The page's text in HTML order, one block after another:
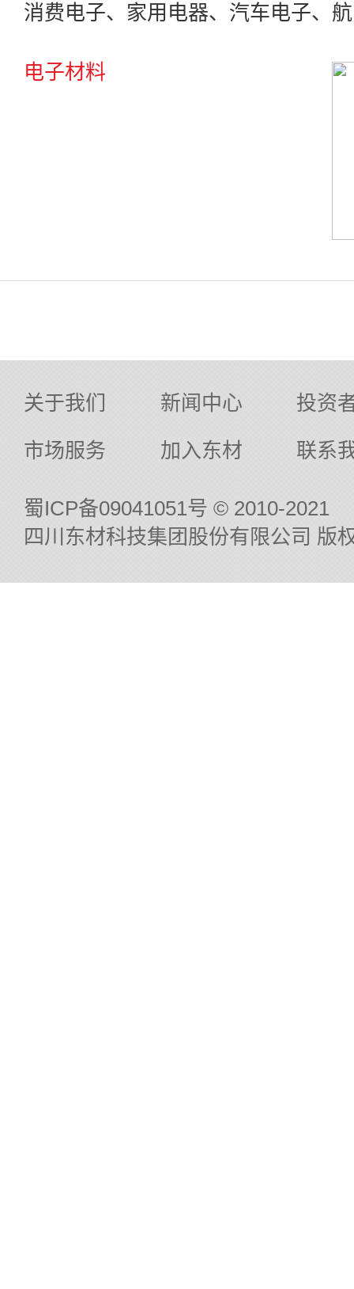
消费电子、家用电器、汽车电子、
电子材料
关于我们 新闻中心
投资
市场服务
加入东材 联系
蜀ICP备09041051号 © 2010-2021
四川东材科技集团股份有限公司 版